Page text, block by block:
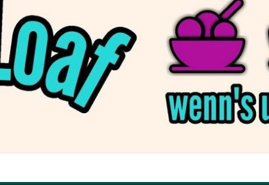
Swirl
– mein Testvideo!